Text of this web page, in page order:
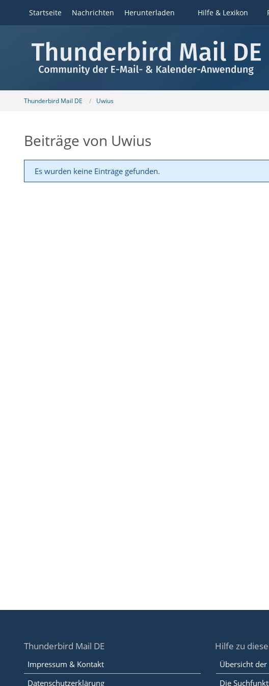
Startseite Nachrichten Herunterladen Hilfe & Lexikon
Thunderbird Mail DE Uwius
Beiträge von Uwius
Es wurden keine Einträge gefunden.
Thunderbird Mail DE
Impressum & Kontakt
Datenschutzerklärung
Hilfe zu
Übersicht
Die